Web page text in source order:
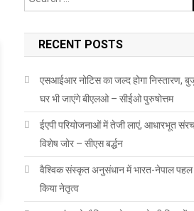
RECENT POSTS
एसआईआर नोटिस का जल्द होगा निस्तारण,
घर भी जाएंगे बीएलओ – सीईओ पुरुषोत्तम
ईएपी परियोजनाओं में तेजी लाएं, आधारभूत
विशेष जोर – सीएस बर्द्धन
वैश्विक संस्कृत अनुसंधान में भारत-नेपाल पहल
किया नेतृत्व